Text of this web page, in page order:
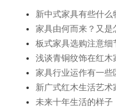
新中式家具有些什么
家具由何而来？又是
板式家具选购注意细
浅谈青铜纹饰在红木
家具行业运作有一些
新广式红木生活艺术
未来十年生活的样子